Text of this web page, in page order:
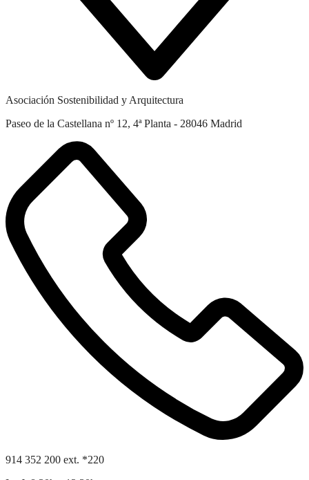
Asociación Sostenibilidad y Arquitectura
Paseo de la Castellana nº 12, 4ª Planta - 28046 Madrid
914 352 200 ext. *220